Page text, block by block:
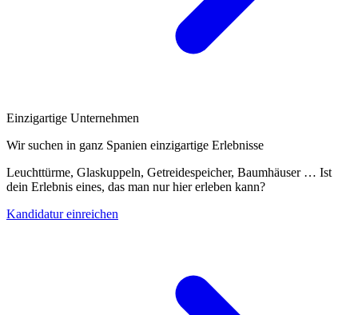
Einzigartige Unternehmen
Wir suchen in ganz Spanien einzigartige Erlebnisse
Leuchttürme, Glaskuppeln, Getreidespeicher, Baumhäuser … Ist
dein Erlebnis eines, das man nur hier erleben kann?
Kandidatur einreichen